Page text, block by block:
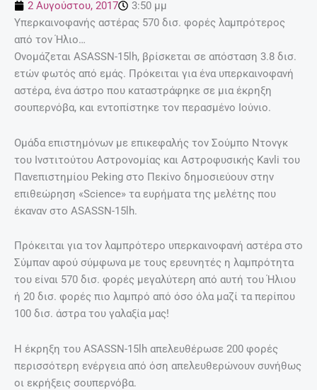
2 Αυγούστου, 2017
3:50 μμ
Υπερκαινοφανής αστέρας 570 δισ. φορές λαμπρότερος
από τον Ήλιο…
Ονομάζεται ASASSN-15lh, βρίσκεται σε απόσταση 3.8 δισ.
ετών φωτός από εμάς. Πρόκειται για ένα υπερκαινοφανή
αστέρα, ένα άστρο που καταστράφηκε σε μια έκρηξη
σουπερνόβα, και εντοπίστηκε τον περασμένο Ιούνιο.
Ομάδα επιστημόνων με επικεφαλής τον Σούμπο Ντονγκ
του Ινστιτούτου Αστρονομίας και Αστροφυσικής Kavli του
Πανεπιστημίου Peking στο Πεκίνο δημοσιεύουν στην
επιθεώρηση «Science» τα ευρήματα της μελέτης που
έκαναν στο ASASSN-15lh.
Πρόκειται για τον λαμπρότερο υπερκαινοφανή αστέρα στο
Σύμπαν αφού σύμφωνα με τους ερευνητές η λαμπρότητα
του είναι 570 δισ. φορές μεγαλύτερη από αυτή του Ήλιου
ή 20 δισ. φορές πιο λαμπρό από όσο όλα μαζί τα περίπου
100 δισ. άστρα του γαλαξία μας!
Η έκρηξη του ASASSN-15lh απελευθέρωσε 200 φορές
περισσότερη ενέργεια από όση απελευθερώνουν συνήθως
οι εκρήξεις σουπερνόβα.